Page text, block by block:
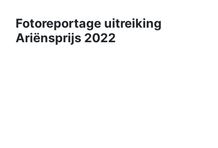
Fotoreportage uitreiking
Ariënsprijs 2022